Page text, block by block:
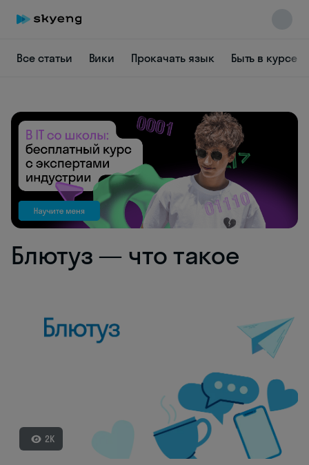
Все статьи Вики Прокачать язык Быть в курсе
Блютуз — что такое
2K
Skyeng Chat
online